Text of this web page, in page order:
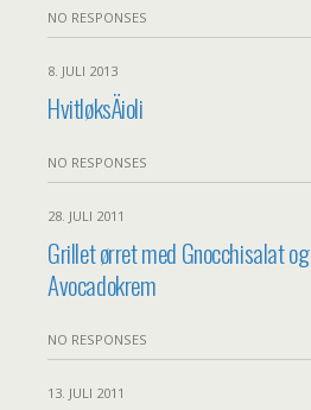
NO RESPONSES
8. JULI 2013
HvitløksÄioli
NO RESPONSES
28. JULI 2011
Grillet ørret med Gnocchisalat og
Avocadokrem
NO RESPONSES
13. JULI 2011